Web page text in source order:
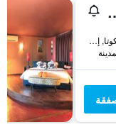
آند فيلاس
Jalan Kayu Aya 100, كوتا, إندونيسيا